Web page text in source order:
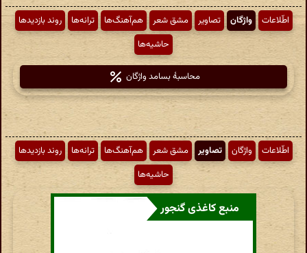
اطّلاعات واژگان تصاویر مشق شعر هم‌آهنگ‌ها ترانه‌ها
روند بازدیدها
حاشیه‌ها
محاسبهٔ بسامد واژگان
اطّلاعات واژگان تصاویر مشق شعر هم‌آهنگ‌ها ترانه‌ها
روند بازدیدها
حاشیه‌ها
منبع کاغذی گنجور